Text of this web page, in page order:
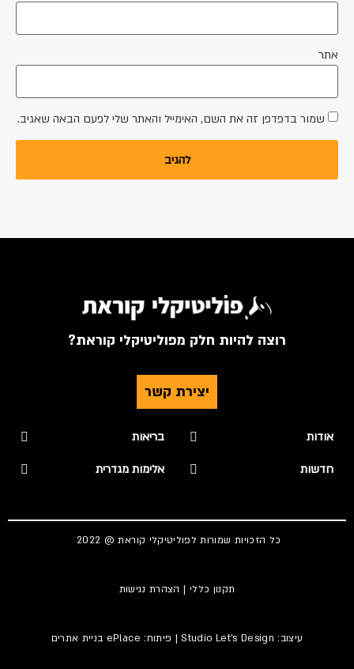
אתר
שמור בדפדפן זה את השם, האימייל והאתר שלי לפעם הבאה שאגיב.
רוצה להיות חלק מפוליטיקלי קוראת?
יצירת קשר
אודות
חדשות
בריאות
אלימות מגדרית
כל הזכויות שמורות לפוליטיקלי קוראת @ 2022
תקנון כללי | הצהרת נגישות
עיצוב: Studio Let's Design| פיתוח: ePlace בניית אתרים